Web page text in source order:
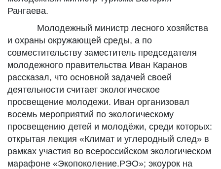
Рангаева.
Молодежный министр лесного хозяйства
и охраны окружающей среды, а по
совместительству заместитель председателя
молодежного правительства Иван Каранов
рассказал, что основной задачей своей
деятельности считает экологическое
просвещение молодежи. Иван организовал
восемь мероприятий по экологическому
просвещению детей и молодёжи, среди которых:
открытая лекция «Климат и углеродный след» в
рамках участия во всероссийском экологическом
марафоне «Экопоколение.РЭО»; экоурок на